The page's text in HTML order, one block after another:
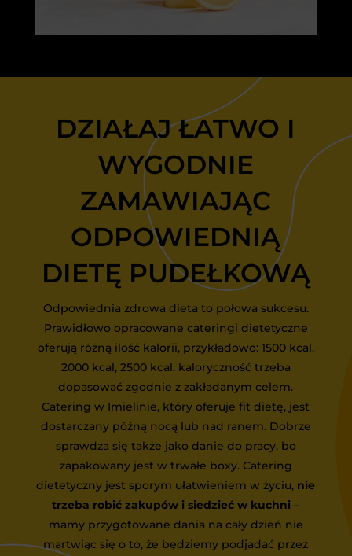
DZIAŁAJ ŁATWO I
WYGODNIE
ZAMAWIAJĄC
ODPOWIEDNIĄ
DIETĘ PUDEŁKOWĄ
Odpowiednia zdrowa dieta to połowa sukcesu.
Prawidłowo opracowane cateringi dietetyczne
oferują różną ilość kalorii, przykładowo: 1500 kcal,
2000 kcal, 2500 kcal. kaloryczność trzeba
dopasować zgodnie z zakładanym celem.
Catering w Imielinie, który oferuje fit dietę, jest
dostarczany późną nocą lub nad ranem. Dobrze
sprawdza się także jako danie do pracy, bo
zapakowany jest w trwałe boxy. Catering
dietetyczny jest sporym ułatwieniem w życiu, nie
trzeba robić zakupów i siedzieć w kuchni –
mamy przygotowane dania na cały dzień nie
martwiąc się o to, że będziemy podjadać przez